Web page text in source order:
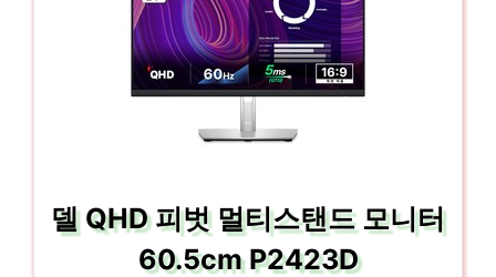
델 QHD 피벗 멀티스탠드 모니터
60.5cm P2423D